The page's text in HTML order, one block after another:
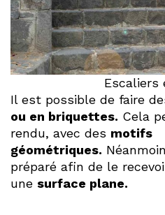
Escaliers
Il est possible de faire
ou en briquettes. Cela
rendu, avec des motifs
géométriques.
préparé afin de le
une surface plane.